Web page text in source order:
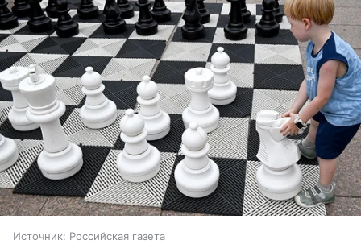
Источник: Российская газета